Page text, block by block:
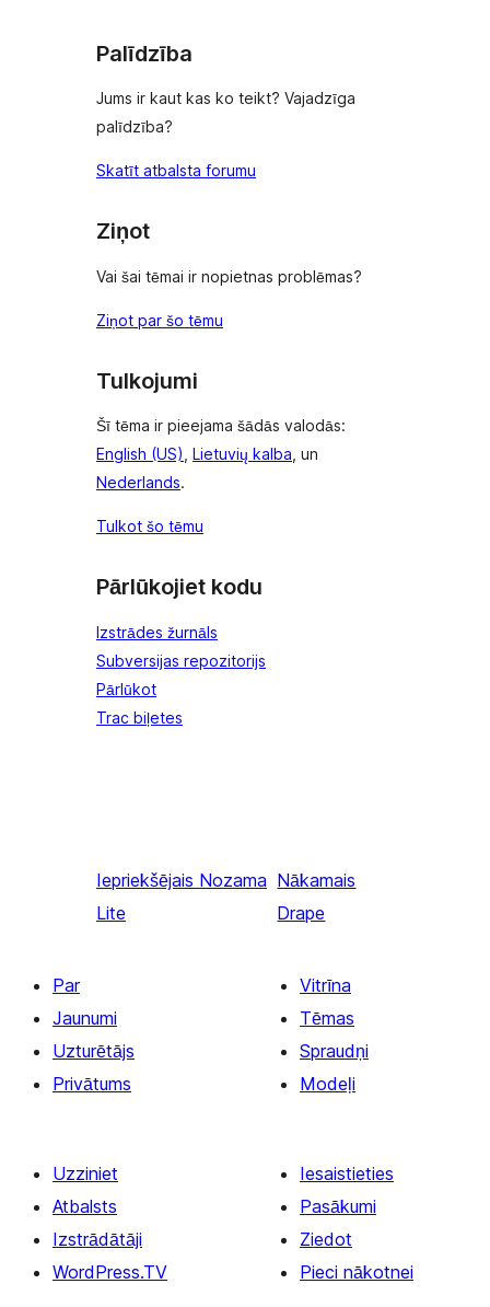
Palīdzība
Jums ir kaut kas ko teikt? Vajadzīga
palīdzība?
Skatīt atbalsta forumu
Ziņot
Vai šai tēmai ir nopietnas problēmas?
Ziņot par šo tēmu
Tulkojumi
Šī tēma ir pieejama šādās valodās:
English (US), Lietuvių kalba, un
Nederlands.
Tulkot šo tēmu
Pārlūkojiet kodu
Izstrādes žurnāls
Subversijas repozitorijs
Pārlūkot
Trac biļetes
Iepriekšējais Nozama
Lite
Nākamais
Drape
Par
Jaunumi
Uzturētājs
Privātums
Vitrīna
Tēmas
Spraudņi
Modeļi
Uzziniet
Atbalsts
Izstrādātāji
WordPress.TV
Iesaistieties
Pasākumi
Ziedot
Pieci nākotnei